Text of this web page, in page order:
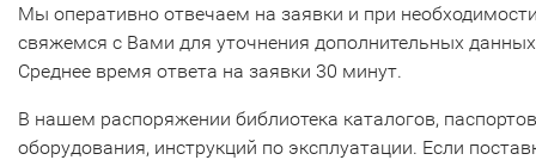
Мы оперативно отвечаем на заявки и при
свяжемся с Вами для уточнения дополнительных
Среднее время ответа на заявки 30 минут.
В нашем распоряжении библиотека каталогов, паспортов
оборудования, инструкций по эксплуатации. Если